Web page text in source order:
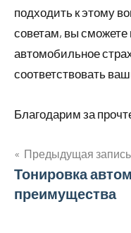
подходить к этому
советам, вы
автомобильное
соответствовать
Благодарим за
Навигация
по
Предыдущая запись
Тонировка
преимущества